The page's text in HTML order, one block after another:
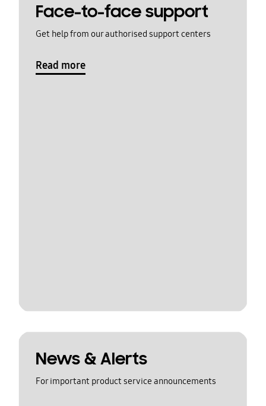
Face-to-face support
Get help from our authorised support centers
Read more
News & Alerts
For important product service announcements